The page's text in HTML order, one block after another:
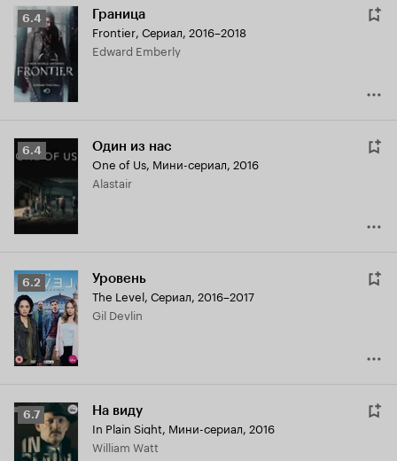
Рейтинг
Кинопоиска
6.4
6.4 Граница
Frontier, Сериал, 2016–2018
Edward Emberly
Рейтинг
6.4
6.4 Один из нас
One of Us, Мини-сериал, 2016
Alastair
Рейтинг
Кинопоиска
6.2
6.2 Уровень
The Level, Сериал, 2016–2017
Gil Devlin
Рейтинг
Кинопоиска
6.7
6.7 На виду
In Plain Sight, Мини-сериал, 2016
William Watt